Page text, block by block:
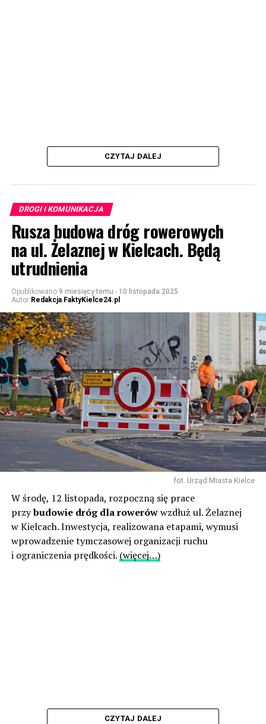
CZYTAJ DALEJ
DROGI I KOMUNIKACJA
Rusza budowa dróg rowerowych
na ul. Żelaznej w Kielcach. Będą
utrudnienia
Opublikowano 9 miesięcy temu - 10 listopada 2025
Autor Redakcja FaktyKielce24.pl
fot. Urząd Miasta Kielce
W środę, 12 listopada, rozpoczną się prace
przybudowie dróg dla rowerówwzdłuż ul. Żelaznej
w Kielcach. Inwestycja, realizowana etapami, wymusi
wprowadzenie tymczasowej organizacji ruchu
i ograniczenia prędkości. (więcej…)
CZYTAJ DALEJ